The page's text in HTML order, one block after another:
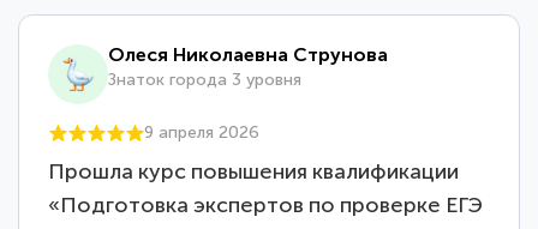
Олеся Николаевна Струнова
Знаток города 3 уровня
9 апреля 2026
Прошла курс повышения квалификации
«Подготовка экспертов по проверке ЕГЭ